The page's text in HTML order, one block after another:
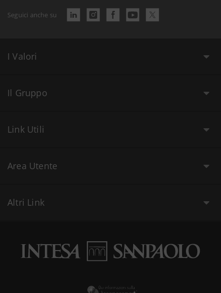
Seguici anche su
I Valori
Il Gruppo
Link Utili
Area Utente
Altri Link